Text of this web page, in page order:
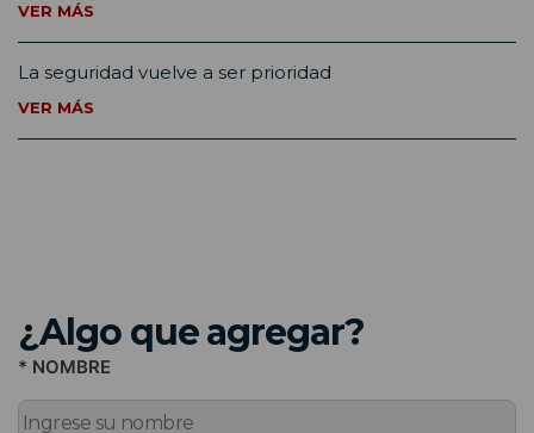
VER MÁS
La seguridad vuelve a ser prioridad
VER MÁS
¿Algo que agregar?
* NOMBRE